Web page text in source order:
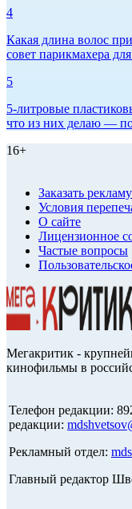
4
Какая длина волос
совет парикмахера
5
5-литровые
что из них делаю —
16+
Заказать рекламу
Условия
О сайте
Лицензионное
Частые вопросы
Мегакритик -
кинофильмы в
Телефон редакции:
редакции:
Рекламный отдел:
Главный редактор